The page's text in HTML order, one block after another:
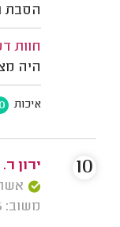
הסבת
חוות
היה
איכות
ירון
אשרור:
משוב: 02/11/2025
10